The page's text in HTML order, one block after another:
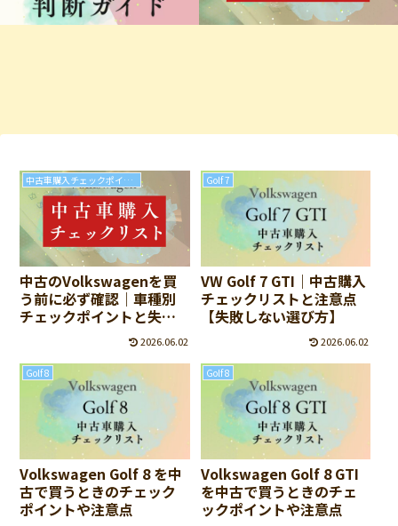
中古車購入チェックポイント
中古のVolkswagenを買
う前に必ず確認｜車種別
チェックポイントと失敗
しない選び方まとめ2026.06.02
Golf 7
VW Golf 7 GTI｜中古購入
チェックリストと注意点
【失敗しない選び方】
2026.06.02
Golf 8
Volkswagen Golf 8 を中
古で買うときのチェック
ポイントや注意点
Golf 8
Volkswagen Golf 8 GTI
を中古で買うときのチェ
ックポイントや注意点